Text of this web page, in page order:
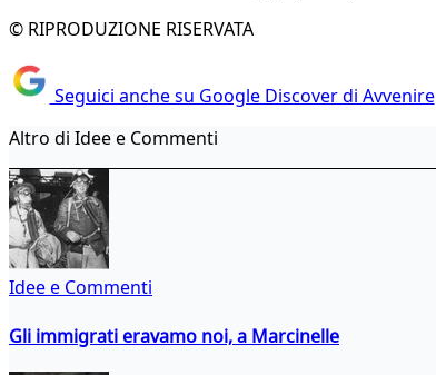
© RIPRODUZIONE RISERVATA
Seguici anche su Google Discover di Avvenire
Altro di Idee e Commenti
Idee e Commenti
Gli immigrati eravamo noi, a Marcinelle